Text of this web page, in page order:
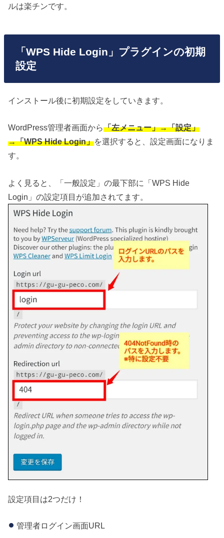
ルは楽チンです。
「WPS Hide Login」プラグインの初期
設定
インストール後に初期設定をしていきます。
WordPress管理者画面から「左メニュー」→「設定」
→「WPS Hide Login」を選択すると、設定画面になりま
す。
よく見ると、「一般設定」の最下部に「WPS Hide
Login」の設定項目が追加されてます。
設定項目は2つだけ！
管理者ログイン画面URL